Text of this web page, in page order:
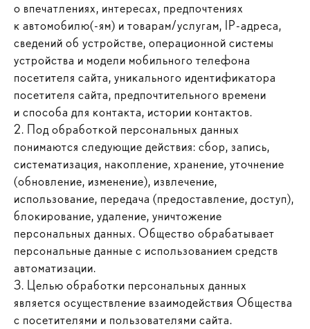
о впечатлениях, интересах, предпочтениях
к автомобилю(-ям) и товарам/услугам, IP-адреса,
сведений об устройстве, операционной системы
устройства и модели мобильного телефона
посетителя сайта, уникального идентификатора
посетителя сайта, предпочтительного времени
и способа для контакта, истории контактов.
2. Под обработкой персональных данных
понимаются следующие действия: сбор, запись,
систематизация, накопление, хранение, уточнение
(обновление, изменение), извлечение,
использование, передача (предоставление, доступ),
блокирование, удаление, уничтожение
персональных данных. Общество обрабатывает
персональные данные с использованием средств
автоматизации.
3. Целью обработки персональных данных
является осуществление взаимодействия Общества
с посетителями и пользователями сайта.